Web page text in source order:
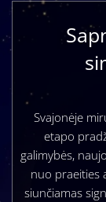
Svajonėje
etapo
galimybės,
nuo praeities
siunčiamas